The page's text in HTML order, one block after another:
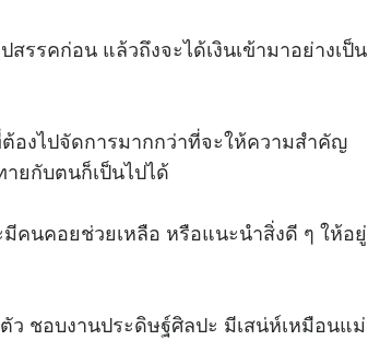
คก่อน แล้วถึงจะได้เงินเข้ามาอย่างเป็น
งไปจัดการมากกว่าที่จะให้ความสำคัญ
ยกับตนก็เป็นไปได้
คนคอยช่วยเหลือ หรือแนะนำสิ่งดี ๆ ให้อยู่
ชอบงานประดิษฐ์ศิลปะ มีเสน่ห์เหมือนแม่